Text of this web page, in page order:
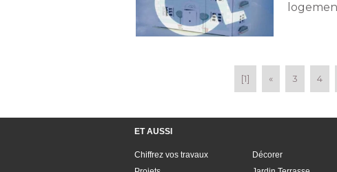
[1] « 3 4
ET AUSSI
Chiffrez vos travaux
Décorer